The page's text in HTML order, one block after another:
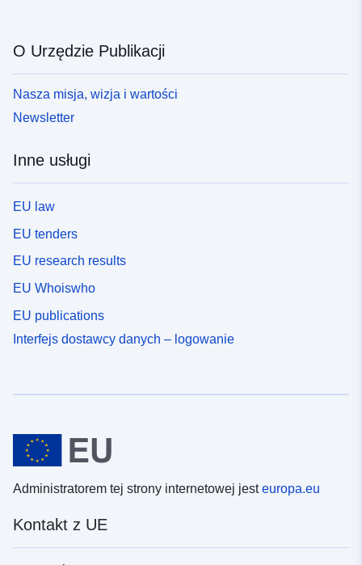
O Urzędzie Publikacji
Nasza misja, wizja i wartości
Newsletter
Inne usługi
EU law
EU tenders
EU research results
EU Whoiswho
EU publications
Interfejs dostawcy danych – logowanie
Administratorem tej strony internetowej jesteuropa.eu
Kontakt z UE